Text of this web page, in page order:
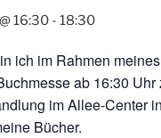
16:30 - 18:30
ich im Rahmen
ab 16:30 Uhr
im Allee-Center
Bücher.